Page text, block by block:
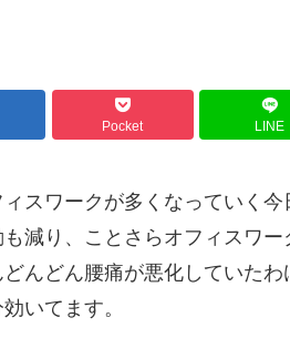
Pocket LINE
スワークが多くなっていく
減り、ことさらオフィスワー
んどん腰痛が悪化していた
いてます。